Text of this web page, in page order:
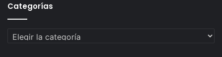
Categorías
Categorías